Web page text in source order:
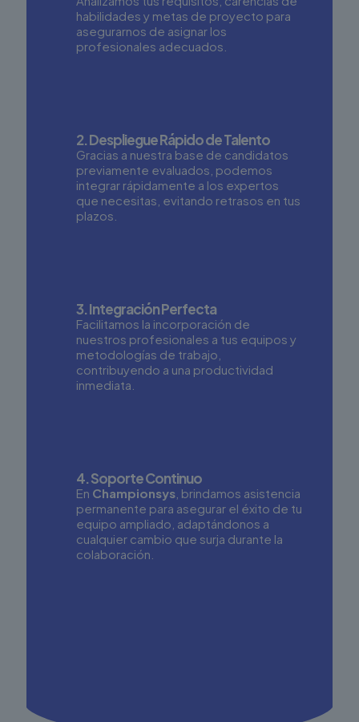
habilidades y metas de proyecto para
asegurarnos de asignar los
profesionales adecuados.
2. Despliegue Rápido de Talento
Gracias a nuestra base de candidatos
previamente evaluados, podemos
integrar rápidamente a los expertos
que necesitas, evitando retrasos en tus
plazos.
3. Integración Perfecta
Facilitamos la incorporación de
nuestros profesionales a tus equipos y
metodologías de trabajo,
contribuyendo a una productividad
inmediata.
4. Soporte Continuo
En Championsys , brindamos asistencia
permanente para asegurar el éxito de tu
equipo ampliado, adaptándonos a
cualquier cambio que surja durante la
colaboración.